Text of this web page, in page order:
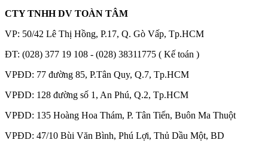
CTY TNHH DV TOÀN TÂM
VP: 50/42 Lê Thị Hồng, P.17, Q. Gò Vấp, Tp.HCM
ĐT: (028) 377 19 108 - (028) 38311775 ( Kế toán )
VPĐD: 77 đường 85, P.Tân Quy, Q.7, Tp.HCM
VPĐD: 128 đường số 1, An Phú, Q.2, Tp.HCM
VPĐD: 135 Hoàng Hoa Thám, P. Tân Tiến, Buôn Ma Thuột
VPĐD: 47/10 Bùi Văn Bình, Phú Lợi, Thủ Dầu Một, BD